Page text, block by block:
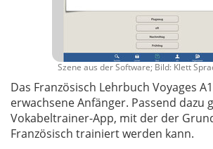
Szene aus der Software; Bild: Klett
Das Französisch Lehrbuch Voyages
erwachsene Anfänger. Passend dazu
Vokabeltrainer-App, mit der der
Französisch trainiert werden kann.